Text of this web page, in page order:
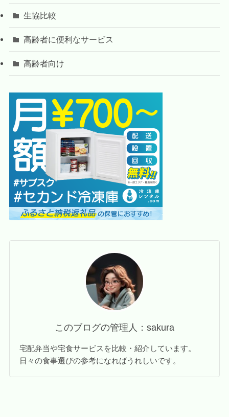
生協比較
高齢者に便利なサービス
高齢者向け
このブログの管理人：sakura
宅配弁当や宅食サービスを比較・紹介しています。
日々の食事選びの参考になればうれしいです。